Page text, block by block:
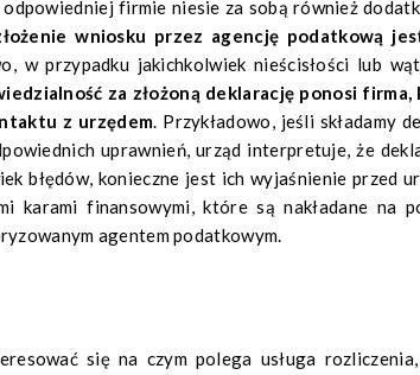
firmie niesie za sobą również
wniosku przez agencję podatkową
w przypadku jakichkolwiek nieścisłości lub
za złożoną deklarację ponosi
z urzędem. Przykładowo, jeśli składamy
uprawnień, urząd interpretuje, że
błędów, konieczne jest ich wyjaśnienie przed
karami finansowymi, które są nakładane na
agentem podatkowym.
się na czym polega usługa